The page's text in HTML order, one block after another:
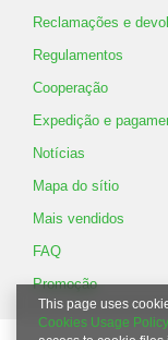
Reclamações e
Regulamentos
Cooperação
Expedição e
Notícias
Mapa do sítio
Mais vendidos
FAQ
Promoção
This page uses
Cookies Usage Policy